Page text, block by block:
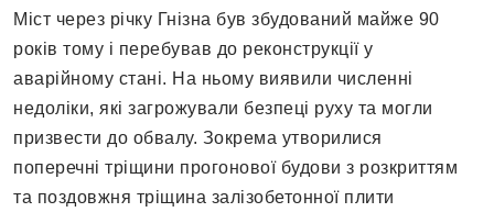
Міст через річку Гнізна був збудований майже 90
років тому і перебував до реконструкції у
аварійному стані. На ньому виявили численні
недоліки, які загрожували безпеці руху та могли
призвести до обвалу. Зокрема утворилися
поперечні тріщини прогонової будови з розкриттям
та поздовжня тріщина залізобетонної плити